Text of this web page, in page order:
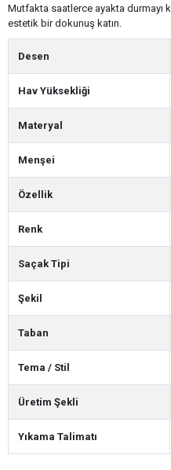
Mutfakta saatlerce ayakta durmayı
estetik bir dokunuş katın.
Desen
Hav Yüksekliği
Materyal
Menşei
Özellik
Renk
Saçak Tipi
Şekil
Taban
Tema / Stil
Üretim Şekli
Yıkama Talimatı